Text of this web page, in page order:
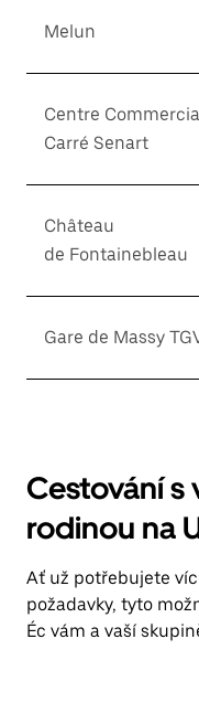
Melun
Centre
Carré Senart
Château
de Fontainebleau
Gare de Massy
Cestování s
rodinou na
Ať už potřebujete
požadavky, tyto
Éc vám a vaší